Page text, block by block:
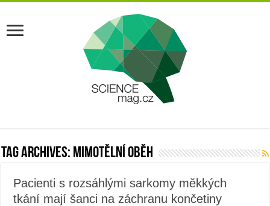
Tag Archives: mimotělní oběh
Pacienti s rozsáhlými sarkomy měkkých
tkání mají šanci na záchranu končetiny